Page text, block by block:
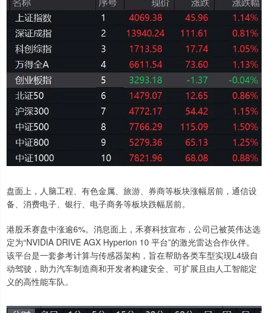
盘面上，人脑工程、有色金属、旅游、券商等板块涨幅居前，通信设
备、消费电子、银行、电子商务等板块跌幅居前。
港股禾赛盘中涨逾6%。消息面上，禾赛科技宣布，公司已被英伟达选
定为“NVIDIA DRIVE AGX Hyperion 10 平台”的激光雷达合作伙伴。
该平台是一套参考计算与传感器架构，旨在帮助各类车型实现L4级自
动驾驶，助力汽车制造商和开发者构建安全、可扩展且由人工智能定
义的高性能车队。